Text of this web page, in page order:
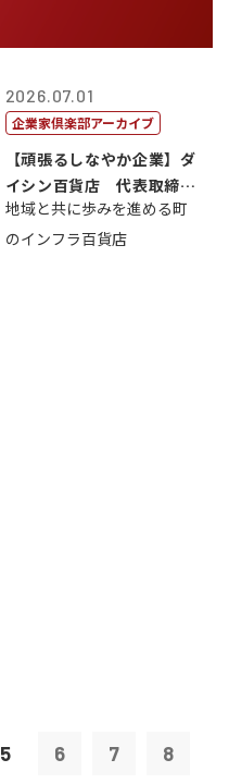
2026.07.01
企業家倶楽部アーカイブ
【頑張るしなやか企業】ダ
イシン百貨店 代表取締役
社長 西山 ...
地域と共に歩みを進める町
のインフラ百貨店
5 6 7 8